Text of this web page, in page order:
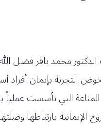
محمد باقر فضل الله
التجربة بإيمان أفراد
التي تأسست عملياً
الإيمانية بارتباطها